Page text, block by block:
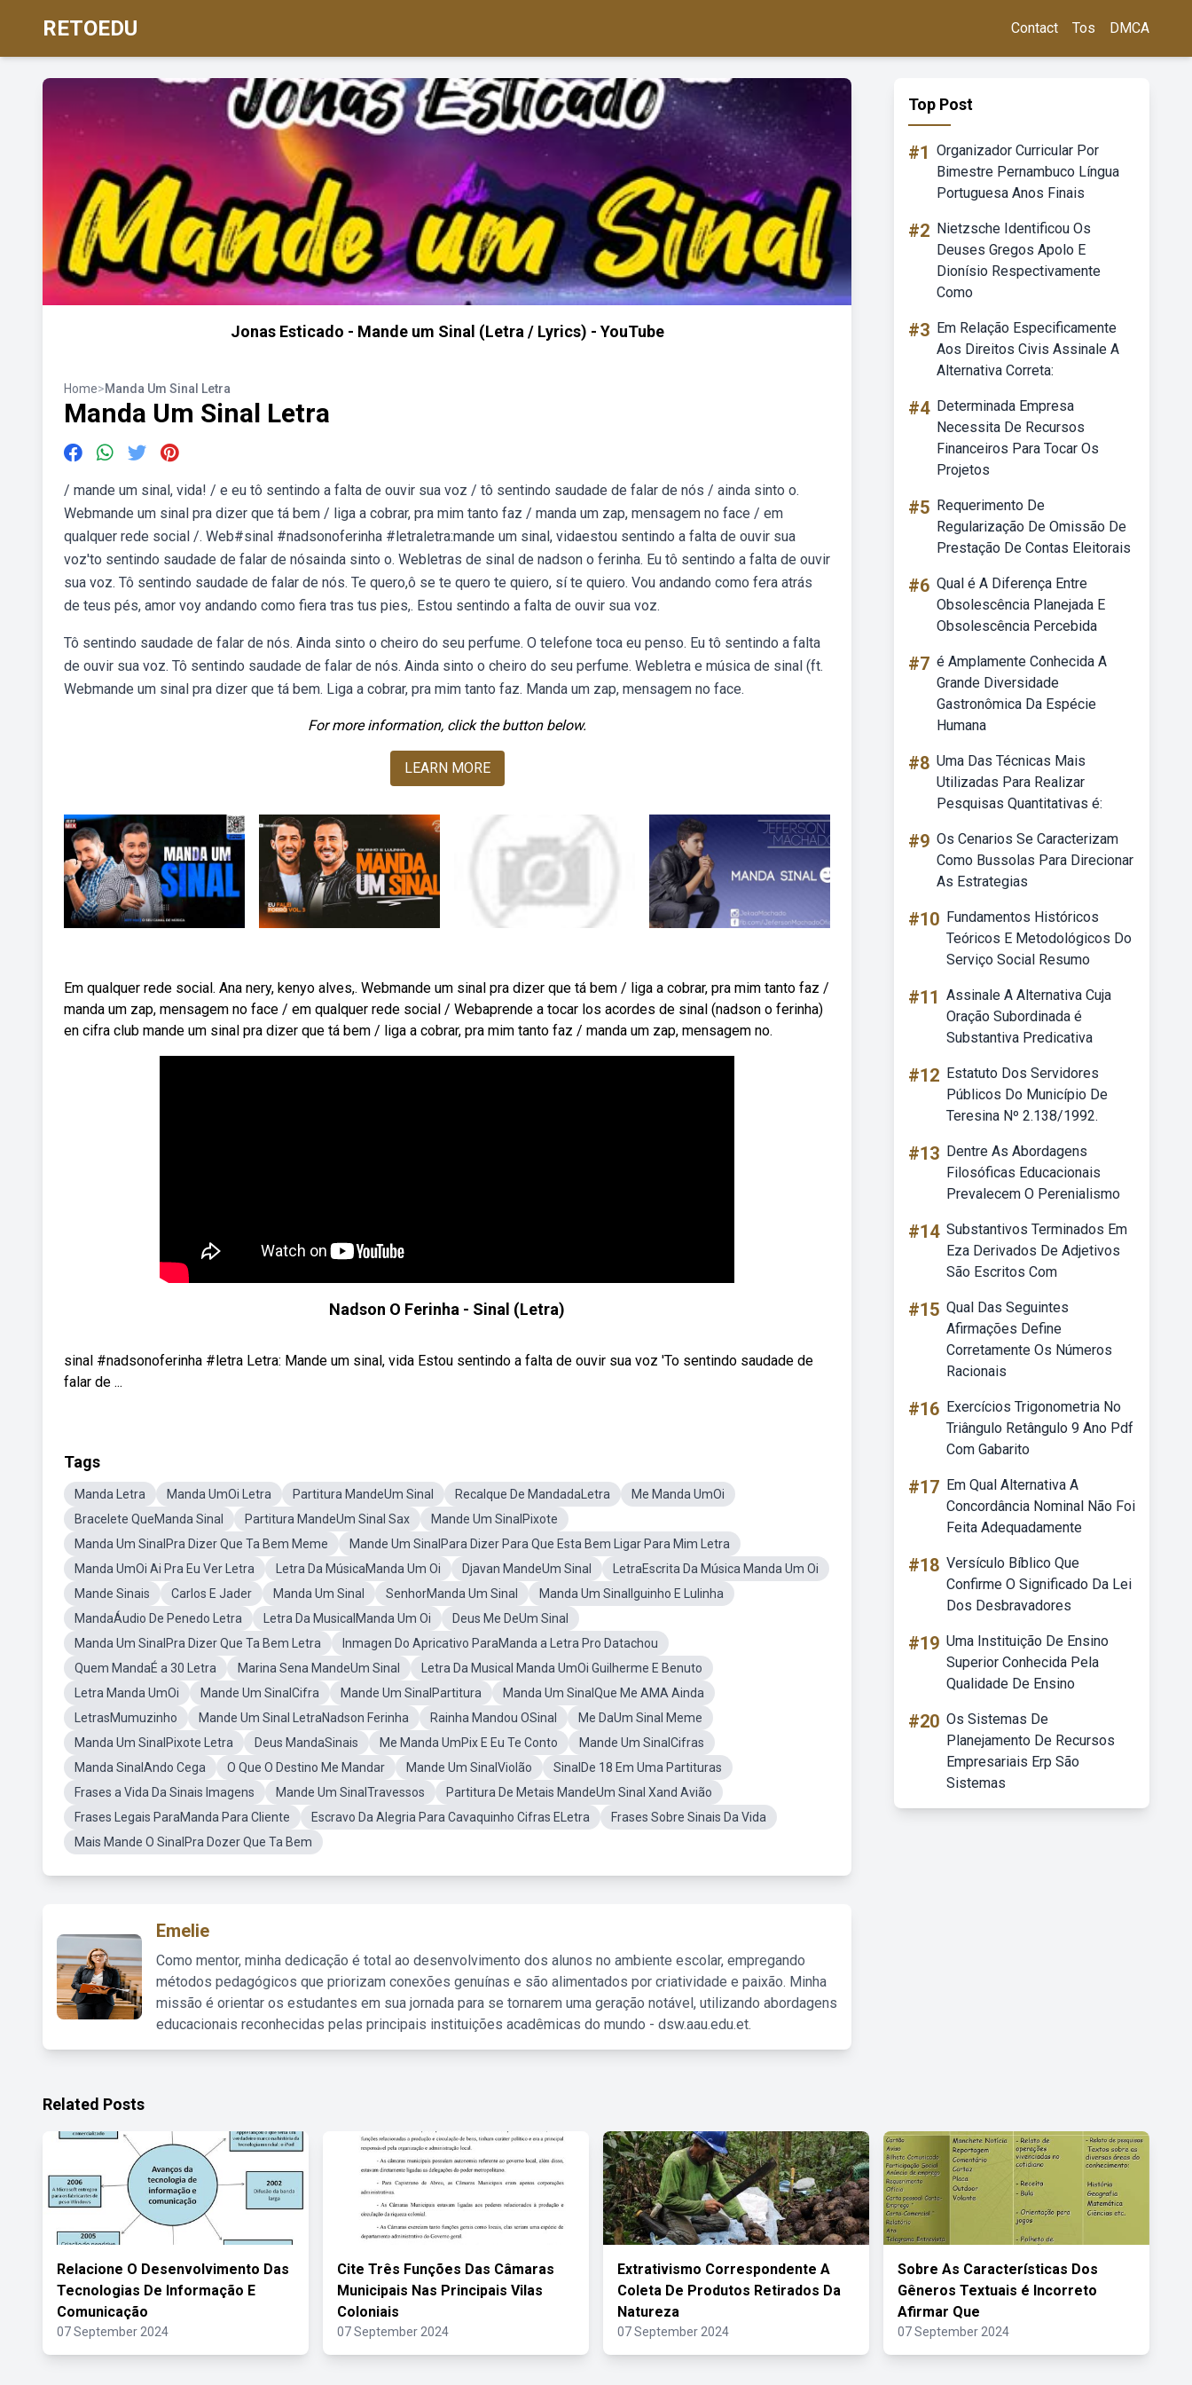
RETOEDU Contact Tos DMCA
Jonas Esticado - Mande um Sinal (Letra / Lyrics) - YouTube
Home>Manda Um Sinal Letra
Manda Um Sinal Letra
/ mande um sinal, vida! / e eu tô sentindo a falta de ouvir sua voz / tô sentindo saudade de falar de nós / ainda sinto o.
Webmande um sinal pra dizer que tá bem / liga a cobrar, pra mim tanto faz / manda um zap, mensagem no face / em
qualquer rede social /. Web#sinal #nadsonoferinha #letraletra:mande um sinal, vidaestou sentindo a falta de ouvir sua
voz'to sentindo saudade de falar de nósainda sinto o. Webletras de sinal de nadson o ferinha. Eu tô sentindo a falta de ouvir
sua voz. Tô sentindo saudade de falar de nós. Te quero,ô se te quero te quiero, sí te quiero. Vou andando como fera atrás
de teus pés, amor voy andando como fiera tras tus pies,. Estou sentindo a falta de ouvir sua voz.
Tô sentindo saudade de falar de nós. Ainda sinto o cheiro do seu perfume. O telefone toca eu penso. Eu tô sentindo a falta
de ouvir sua voz. Tô sentindo saudade de falar de nós. Ainda sinto o cheiro do seu perfume. Webletra e música de sinal (ft.
Webmande um sinal pra dizer que tá bem. Liga a cobrar, pra mim tanto faz. Manda um zap, mensagem no face.
For more information, click the button below.
LEARN MORE
Em qualquer rede social. Ana nery, kenyo alves,. Webmande um sinal pra dizer que tá bem / liga a cobrar, pra mim tanto faz /
manda um zap, mensagem no face / em qualquer rede social / Webaprende a tocar los acordes de sinal (nadson o ferinha)
en cifra club mande um sinal pra dizer que tá bem / liga a cobrar, pra mim tanto faz / manda um zap, mensagem no.
Nadson O Ferinha - Sinal (Letra)
sinal #nadsonoferinha #letra Letra: Mande um sinal, vida Estou sentindo a falta de ouvir sua voz 'To sentindo saudade de
falar de ...
Tags
Manda Letra Manda UmOi Letra Partitura MandeUm Sinal Recalque De MandadaLetra
Me Manda UmOi
Bracelete QueManda Sinal
Partitura MandeUm Sinal Sax
Mande Um SinalPixote
Manda Um SinalPra Dizer Que Ta Bem Meme
Mande Um SinalPara Dizer Para Que Esta Bem Ligar Para Mim Letra
Manda UmOi Ai Pra Eu Ver Letra
Letra Da MúsicaManda Um Oi Djavan MandeUm Sinal
LetraEscrita Da Música Manda Um Oi
Mande Sinais
Carlos E Jader Manda Um Sinal SenhorManda Um Sinal
Manda Um SinalIguinho E Lulinha
MandaÁudio De Penedo Letra
Letra Da MusicalManda Um Oi
Deus Me DeUm Sinal
Manda Um SinalPra Dizer Que Ta Bem Letra
Inmagen Do Apricativo ParaManda a Letra Pro Datachou
Quem MandaÉ a 30 Letra
Marina Sena MandeUm Sinal
Letra Da Musical Manda UmOi Guilherme E Benuto
Letra Manda UmOi
Mande Um SinalCifra Mande Um SinalPartitura
Manda Um SinalQue Me AMA Ainda
LetrasMumuzinho
Mande Um Sinal LetraNadson Ferinha Rainha Mandou OSinal
Me DaUm Sinal Meme
Manda Um SinalPixote Letra
Deus MandaSinais Me Manda UmPix E Eu Te Conto
Mande Um SinalCifras
Manda SinalAndo Cega
O Que O Destino Me Mandar Mande Um SinalViolão
SinalDe 18 Em Uma Partituras
Frases a Vida Da Sinais Imagens
Mande Um SinalTravessos
Partitura De Metais MandeUm Sinal Xand Avião
Frases Legais ParaManda Para Cliente
Escravo Da Alegria Para Cavaquinho Cifras ELetra
Frases Sobre Sinais Da Vida
Mais Mande O SinalPra Dozer Que Ta Bem
Emelie
Como mentor, minha dedicação é total ao desenvolvimento dos alunos no ambiente escolar, empregando
métodos pedagógicos que priorizam conexões genuínas e são alimentados por criatividade e paixão. Minha
missão é orientar os estudantes em sua jornada para se tornarem uma geração notável, utilizando abordagens
educacionais reconhecidas pelas principais instituições acadêmicas do mundo - dsw.aau.edu.et.
Top Post
#1 Organizador Curricular Por
Bimestre Pernambuco Língua
Portuguesa Anos Finais
#2 Nietzsche Identificou Os
Deuses Gregos Apolo E
Dionísio Respectivamente
Como
#3 Em Relação Especificamente
Aos Direitos Civis Assinale A
Alternativa Correta:
#4 Determinada Empresa
Necessita De Recursos
Financeiros Para Tocar Os
Projetos
#5 Requerimento De
Regularização De Omissão De
Prestação De Contas Eleitorais
#6 Qual é A Diferença Entre
Obsolescência Planejada E
Obsolescência Percebida
#7 é Amplamente Conhecida A
Grande Diversidade
Gastronômica Da Espécie
Humana
#8 Uma Das Técnicas Mais
Utilizadas Para Realizar
Pesquisas Quantitativas é:
#9 Os Cenarios Se Caracterizam
Como Bussolas Para Direcionar
As Estrategias
#10 Fundamentos Históricos
Teóricos E Metodológicos Do
Serviço Social Resumo
#11 Assinale A Alternativa Cuja
Oração Subordinada é
Substantiva Predicativa
#12 Estatuto Dos Servidores
Públicos Do Município De
Teresina Nº 2.138/1992.
#13 Dentre As Abordagens
Filosóficas Educacionais
Prevalecem O Perenialismo
#14 Substantivos Terminados Em
Eza Derivados De Adjetivos
São Escritos Com
#15 Qual Das Seguintes
Afirmações Define
Corretamente Os Números
Racionais
#16 Exercícios Trigonometria No
Triângulo Retângulo 9 Ano Pdf
Com Gabarito
#17 Em Qual Alternativa A
Concordância Nominal Não Foi
Feita Adequadamente
#18 Versículo Bíblico Que
Confirme O Significado Da Lei
Dos Desbravadores
#19 Uma Instituição De Ensino
Superior Conhecida Pela
Qualidade De Ensino
#20 Os Sistemas De
Planejamento De Recursos
Empresariais Erp São
Sistemas
Related Posts
Relacione O Desenvolvimento Das
Tecnologias De Informação E
Comunicação
07 September 2024
Cite Três Funções Das Câmaras
Municipais Nas Principais Vilas
Coloniais
07 September 2024
Extrativismo Correspondente A
Coleta De Produtos Retirados Da
Natureza
07 September 2024
Sobre As Características Dos
Gêneros Textuais é Incorreto
Afirmar Que
07 September 2024